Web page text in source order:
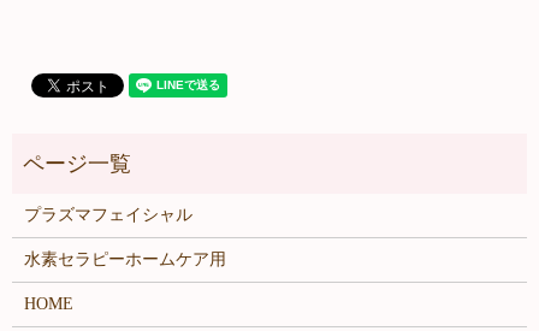
プラズマフェイシャル
水素セラピーホームケア用
HOME